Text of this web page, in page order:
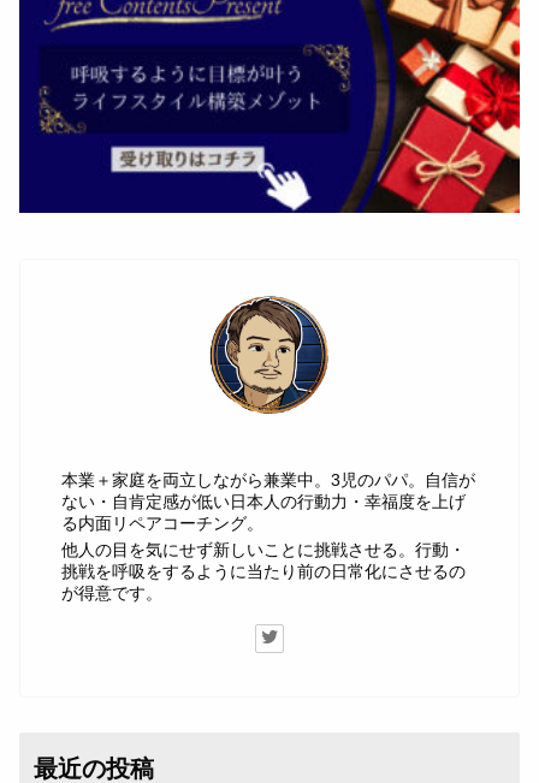
本業＋家庭を両立しながら兼業中。3児のパパ。自信が
ない・自肯定感が低い日本人の行動力・幸福度を上げ
る内面リペアコーチング。
他人の目を気にせず新しいことに挑戦させる。行動・
挑戦を呼吸をするように当たり前の日常化にさせるの
が得意です。
最近の投稿